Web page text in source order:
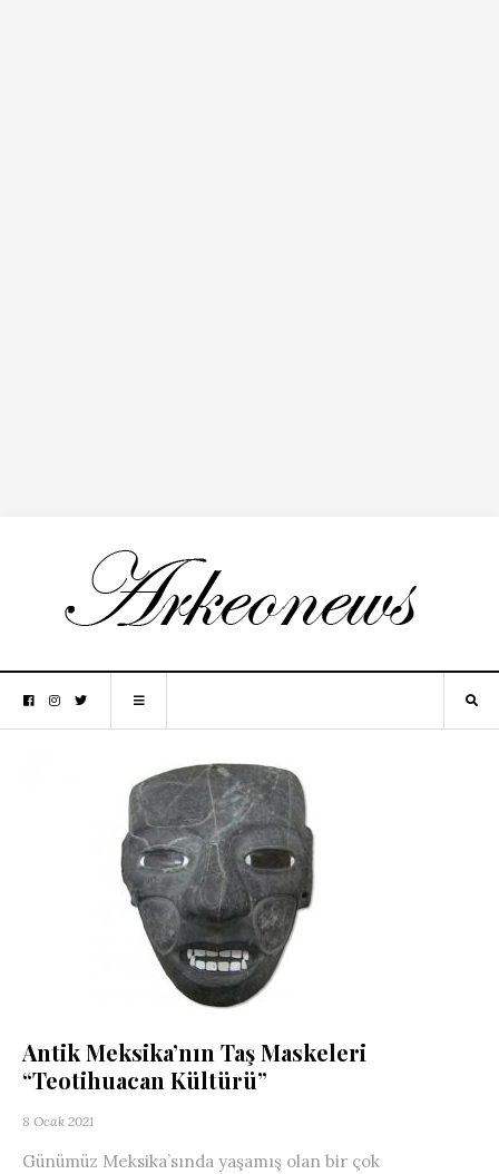
Antik Meksika’nın Taş Maskeleri
“Teotihuacan Kültürü”
8 Ocak 2021
Günümüz Meksika’sında yaşamış olan bir çok